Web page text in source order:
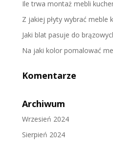
Ile trwa montaż mebli
Z jakiej płyty wybrać meble
Jaki blat pasuje do
Na jaki kolor pomalować
Komentarze
Archiwum
Wrzesień 2024
Sierpień 2024